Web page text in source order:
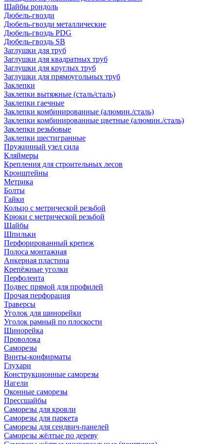
Шайбы рондоль
Дюбель-гвозди
Дюбель-гвозди металлические
Дюбель-гвоздь PDG
Дюбель-гвоздь SB
Заглушки для труб
Заглушки для квадратных труб
Заглушки для круглых труб
Заглушки для прямоугольных труб
Заклепки
Заклепки вытяжные (сталь/сталь)
Заклепки гаечные
Заклепки комбинированные (алюмин./сталь)
Заклепки комбинированные цветные (алюмин./сталь)
Заклепки резьбовые
Заклепки шестигранные
Пружинный узел сила
Кляймеры
Крепления для строительных лесов
Кронштейны
Метрика
Болты
Гайки
Кольцо с метрической резьбой
Крюки с метрической резьбой
Шайбы
Шпильки
Перфорированный крепеж
Полоса монтажная
Анкерная пластина
Крепёжные уголки
Перфолента
Подвес прямой для профилей
Прочая перфорация
Траверсы
Уголок для шинорейки
Уголок рамный по плоскости
Шинорейка
Проволока
Саморезы
Винты-конфирматы
Глухари
Конструкционные саморезы
Нагели
Оконные саморезы
Прессшайбы
Саморезы для кровли
Саморезы для паркета
Саморезы для сендвич-панелей
Саморезы жёлтые по дереву